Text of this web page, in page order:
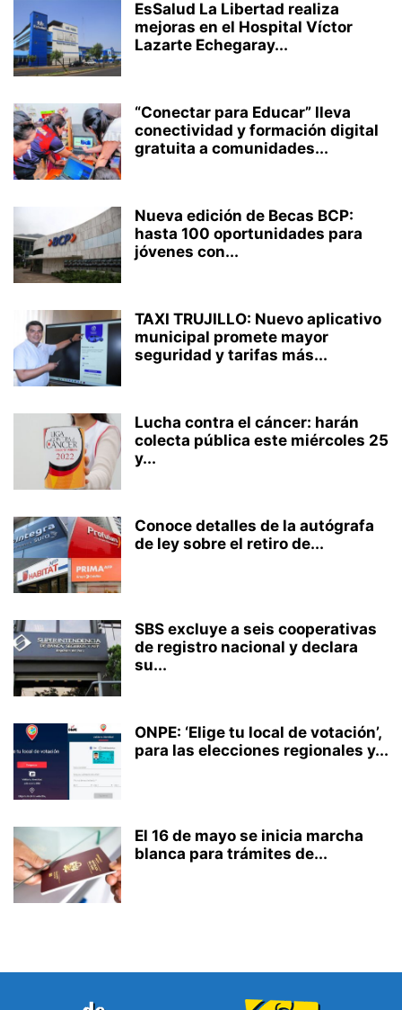
EsSalud La Libertad realiza
mejoras en el Hospital Víctor
Lazarte Echegaray...
“Conectar para Educar” lleva
conectividad y formación digital
gratuita a comunidades...
Nueva edición de Becas BCP:
hasta 100 oportunidades para
jóvenes con...
TAXI TRUJILLO: Nuevo aplicativo
municipal promete mayor
seguridad y tarifas más...
Lucha contra el cáncer: harán
colecta pública este miércoles 25
y...
Conoce detalles de la autógrafa
de ley sobre el retiro de...
SBS excluye a seis cooperativas
de registro nacional y declara
su...
ONPE: ‘Elige tu local de votación’,
para las elecciones regionales y...
El 16 de mayo se inicia marcha
blanca para trámites de...